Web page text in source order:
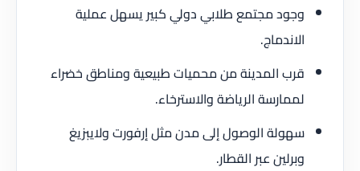
وجود مجتمع طلابي دولي كبير يسهل عملية
الاندماج.
قرب المدينة من محميات طبيعية ومناطق خضراء
لممارسة الرياضة والاسترخاء.
سهولة الوصول إلى مدن مثل إرفورت ولايبزيغ
وبرلين عبر القطار.